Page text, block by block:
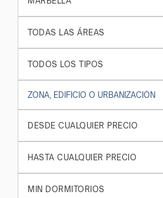
TODAS LAS ÁREAS
TODOS LOS TIPOS
DESDE CUALQUIER PRECIO
HASTA CUALQUIER PRECIO
MIN DORMITORIOS